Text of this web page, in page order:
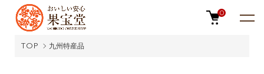
0
TOP 九州特産品